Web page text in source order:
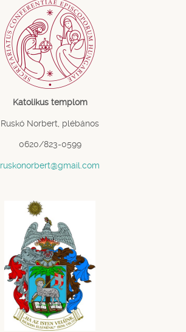
Katolikus templom
Ruskó Norbert, plébános
0620/823-0599
ruskonorbert@gmail.com